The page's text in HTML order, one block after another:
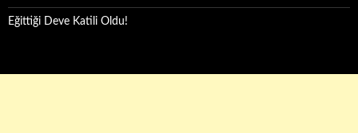
Eğittiği Deve Katili Oldu!